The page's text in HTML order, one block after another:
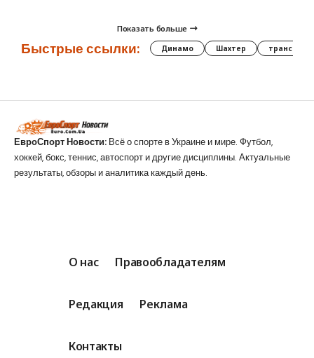
Показать больше
Быстрые ссылки: Динамо Шахтер трансферы
ЕвроСпорт Новости: Всё о спорте в Украине и мире. Футбол,
хоккей, бокс, теннис, автоспорт и другие дисциплины. Актуальные
результаты, обзоры и аналитика каждый день.
О нас Правообладателям
Редакция Реклама
Контакты